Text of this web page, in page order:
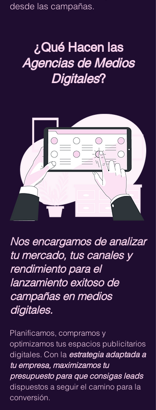
desde las campañas.
¿Qué Hacen las
Agencias de Medios
Digitales?
Nos encargamos de analizar
tu mercado, tus canales y
rendimiento para el
lanzamiento exitoso de
campañas en medios
digitales.
Planificamos, compramos y
optimizamos tus espacios publicitarios
digitales. Con la estrategia adaptada a
tu empresa, maximizamos tu
presupuesto para que consigas leads
dispuestos a seguir el camino para la
conversión.